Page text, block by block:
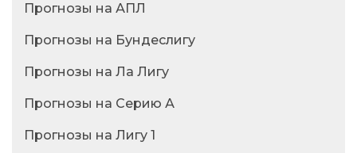
Прогнозы на АПЛ
Прогнозы на Бундеслигу
Прогнозы на Ла Лигу
Прогнозы на Серию А
Прогнозы на Лигу 1